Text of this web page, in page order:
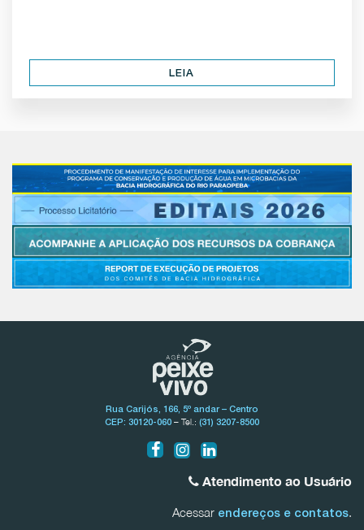
LEIA
Rua Carijós, 166, 5º andar – Centro
CEP: 30120-060 – Tel.: (31) 3207-8500
Atendimento ao Usuário
Acessar endereços e contatos.